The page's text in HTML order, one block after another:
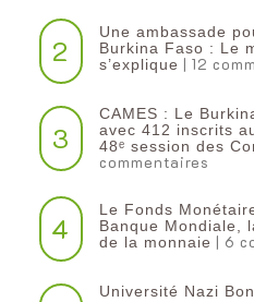
2
Une ambassade
Burkina Faso : Le
s’explique | 12
3
CAMES : Le
avec 412 inscrits
48ᵉ session des
commentaires
4
Le Fonds
Banque Mondiale,
de la monnaie | 6
Université Nazi